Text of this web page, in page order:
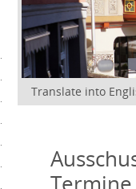
Translate into